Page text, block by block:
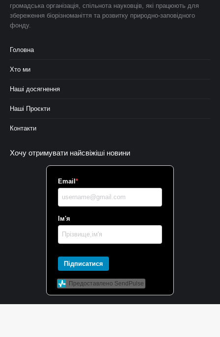
громадська організація, спільнота науковців, які працюють для
збереження біорізноманіття та розвитку природно-заповідного
фонду.
Головна
Хто ми
Наші досягнення
Наші Проєкти
Контакти
Хочу отримувати найсвіжіші новини
Email *
Ім'я
Підписатися
Предоставлено SendPulse